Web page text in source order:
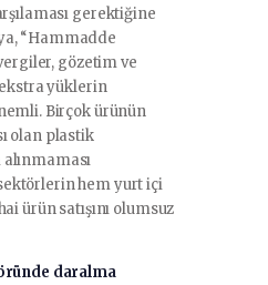
gerektiğine
“Hammadde
gözetim ve
yüklerin
Birçok ürünün
olan plastik
hem yurt içi
ürün satışını olumsuz
daralma